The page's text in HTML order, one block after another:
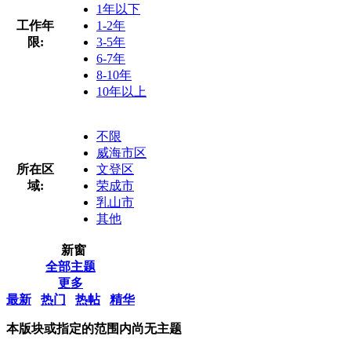
工作年
限:
1年以下
1-2年
3-5年
6-7年
8-10年
10年以上
所在区
域:
不限
威海市区
文登区
荣成市
乳山市
其他
新窗
全部主题
更多
最新
热门 热帖 精华
本版块或指定的范围内尚无主题